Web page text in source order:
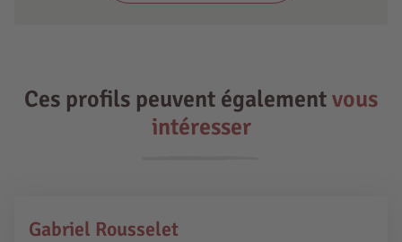
Ces profils peuvent égalementvous
intéresser
Gabriel Rousselet